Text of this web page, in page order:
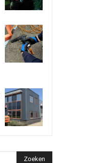
Zoeken